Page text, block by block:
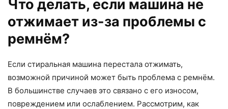
Что делать, если машина не
отжимает из-за проблемы с
ремнём?
Если стиральная машина перестала отжимать,
возможной причиной может быть проблема с ремнём.
В большинстве случаев это связано с его износом,
повреждением или ослаблением. Рассмотрим, как